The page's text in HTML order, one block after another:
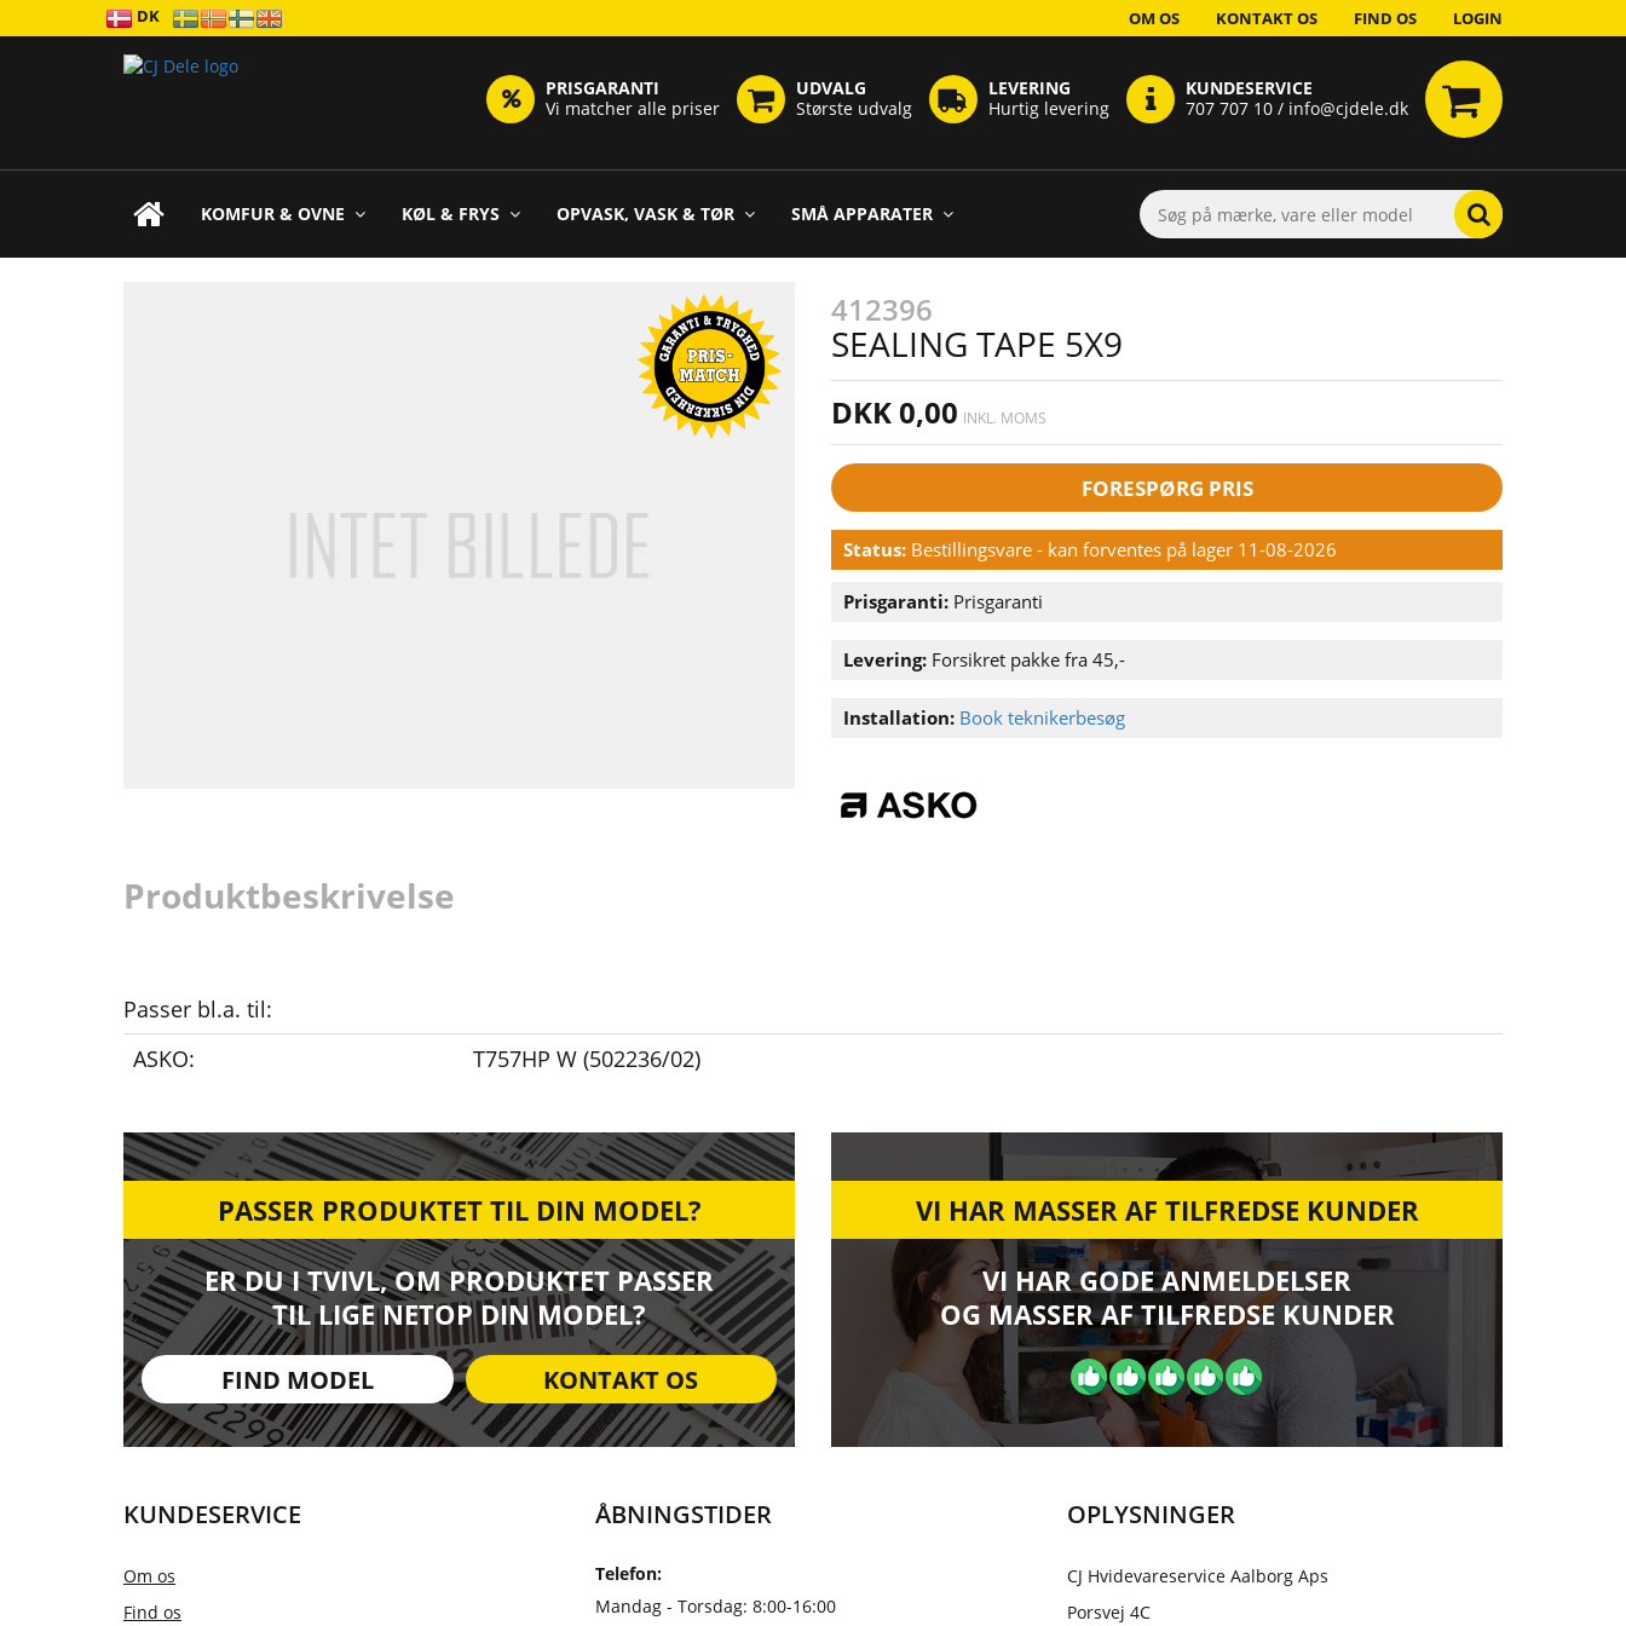
DK OM OS KONTAKT OS FIND OS LOGIN
PRISGARANTI
Vi matcher alle priser
UDVALG
Største udvalg
LEVERING
Hurtig levering
KUNDESERVICE
707 707 10 / info@cjdele.dk
KOMFUR & OVNE KØL & FRYS OPVASK, VASK & TØR SMÅ APPARATER
412396
SEALING TAPE 5X9
DKK 0,00 INKL. MOMS
FORESPØRG PRIS
Status: Bestillingsvare - kan forventes på lager 11-08-2026
Prisgaranti: Prisgaranti
Levering: Forsikret pakke fra 45,-
Installation: Book teknikerbesøg
Produktbeskrivelse
Passer bl.a. til:
ASKO:
T757HP W (502236/02)
PASSER PRODUKTET TIL DIN MODEL?
ER DU I TVIVL, OM PRODUKTET PASSER
TIL LIGE NETOP DIN MODEL?
FIND MODEL KONTAKT OS
VI HAR MASSER AF TILFREDSE KUNDER
VI HAR GODE ANMELDELSER
OG MASSER AF TILFREDSE KUNDER
KUNDESERVICE
Om os
Find os
ÅBNINGSTIDER
Telefon:
Mandag - Torsdag: 8:00-16:00
OPLYSNINGER
CJ Hvidevareservice Aalborg Aps
Porsvej 4C